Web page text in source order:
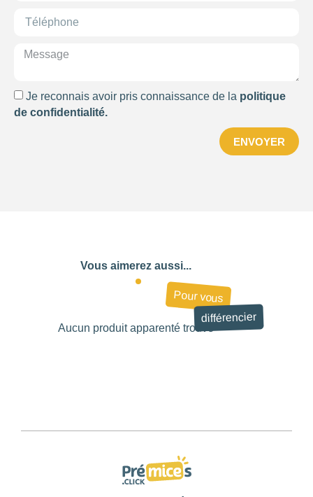
Je reconnais avoir pris connaissance de la politique
de confidentialité.
ENVOYER
Vous aimerez aussi...
Pour vous
différencier
Aucun produit apparenté trouvé